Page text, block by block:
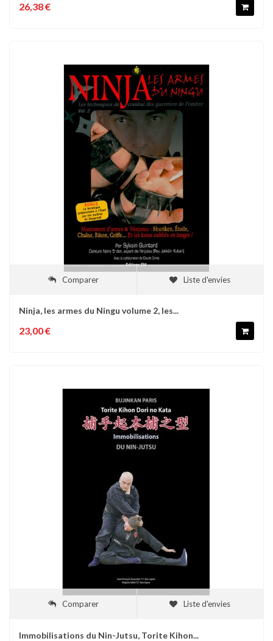
26,38 €
Comparer Liste d'envies
Ninja, les armes du Ningu volume 2, les...
23,00 €
Comparer Liste d'envies
Immobilisations du Nin-Jutsu, Torite Kihon...